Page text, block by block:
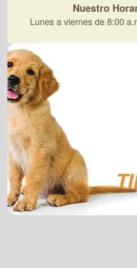
Nuestro
Lunes a viernes de 8:00